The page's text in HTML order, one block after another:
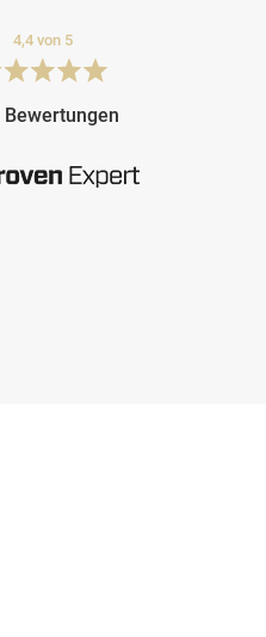
4,4 von 5
Bewertungen